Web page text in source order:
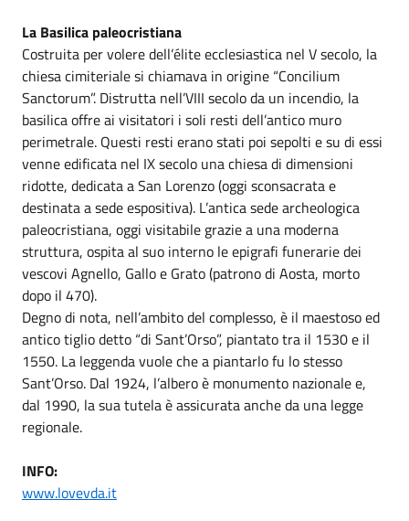
La Basilica paleocristiana
Costruita per volere dell’élite ecclesiastica nel V secolo, la
chiesa cimiteriale si chiamava in origine “Concilium
Sanctorum”. Distrutta nell’VIII secolo da un incendio, la
basilica offre ai visitatori i soli resti dell’antico muro
perimetrale. Questi resti erano stati poi sepolti e su di essi
venne edificata nel IX secolo una chiesa di dimensioni
ridotte, dedicata a San Lorenzo (oggi sconsacrata e
destinata a sede espositiva). L’antica sede archeologica
paleocristiana, oggi visitabile grazie a una moderna
struttura, ospita al suo interno le epigrafi funerarie dei
vescovi Agnello, Gallo e Grato (patrono di Aosta, morto
dopo il 470).
Degno di nota, nell’ambito del complesso, è il maestoso ed
antico tiglio detto “di Sant’Orso”, piantato tra il 1530 e il
1550. La leggenda vuole che a piantarlo fu lo stesso
Sant’Orso. Dal 1924, l’albero è monumento nazionale e,
dal 1990, la sua tutela è assicurata anche da una legge
regionale.
INFO:
www.lovevda.it